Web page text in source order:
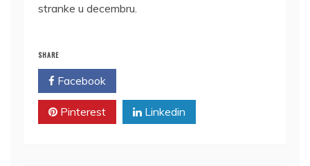
stranke u decembru.
SHARE
Facebook
Pinterest Linkedin